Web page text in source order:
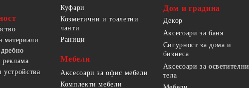
материали
Куфари
Козметични и тоалетни
чанти
Раници
Мебели
Аксесоари за офис мебели
Комплекти мебели
Дом и градина
Декор
Аксесоари за баня
Сигурност за дома и
бизнеса
Аксесоари за осветителни
тела